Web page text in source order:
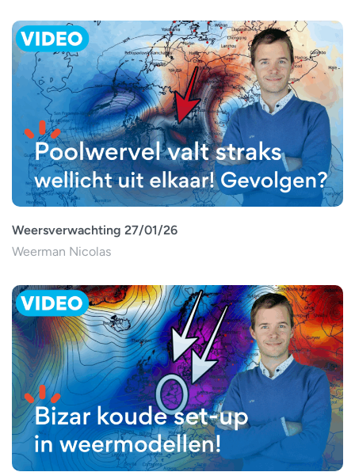
Weersverwachting 27/01/26
Weerman Nicolas